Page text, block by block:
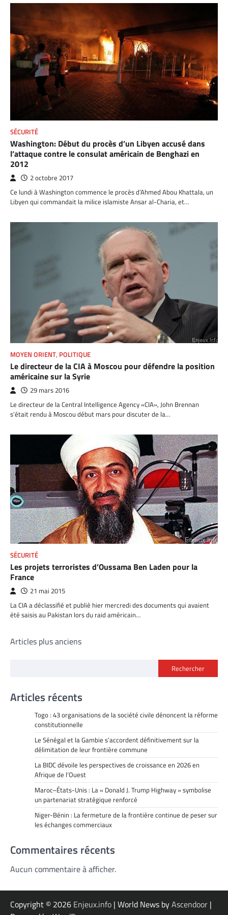
SÉCURITÉ
Washington: Début du procès d’un Libyen accusé dans
l’attaque contre le consulat américain de Benghazi en
2012
2 octobre 2017
Ce lundi à Washington commence le procès d’Ahmed Abou Khattala, un
Libyen qui commandait la milice islamiste Ansar al-Charia, et…
MOYEN ORIENT, POLITIQUE
Le directeur de la CIA à Moscou pour défendre la position
américaine sur la Syrie
29 mars 2016
Le directeur de la Central Intelligence Agency «CIA», John Brennan
s’était rendu à Moscou début mars pour discuter de la…
SÉCURITÉ
Les projets terroristes d’Oussama Ben Laden pour la
France
21 mai 2015
La CIA a déclassifié et publié hier mercredi des documents qui avaient
été saisis au Pakistan lors du raid américain…
Navigation
Articles plus anciens
Rechercher
Articles récents
Togo : 43 organisations de la société civile dénoncent la réforme
constitutionnelle
Le Sénégal et la Gambie s’accordent définitivement sur la
délimitation de leur frontière commune
La BIDC dévoile les perspectives de croissance en 2026 en
Afrique de l’Ouest
Maroc–États-Unis : La « Donald J. Trump Highway » symbolise
un partenariat stratégique renforcé
Niger-Bénin : La fermeture de la frontière continue de peser sur
les échanges commerciaux
Commentaires récents
Aucun commentaire à afficher.
Copyright © 2026 Enjeux.info | World News byAscendoor |